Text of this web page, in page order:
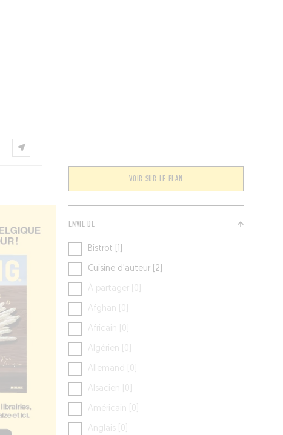
VOIR SUR LE PLAN
ENVIE DE
Bistrot [1]
Cuisine d'auteur [2]
À partager [0]
Afghan [0]
Africain [0]
Algérien [0]
Allemand [0]
Alsacien [0]
Américain [0]
Anglais [0]